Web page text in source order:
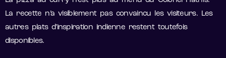
La recette n’a visiblement pas convaincu les visiteurs. Les
autres plats d’inspiration indienne restent toutefois
disponibles.